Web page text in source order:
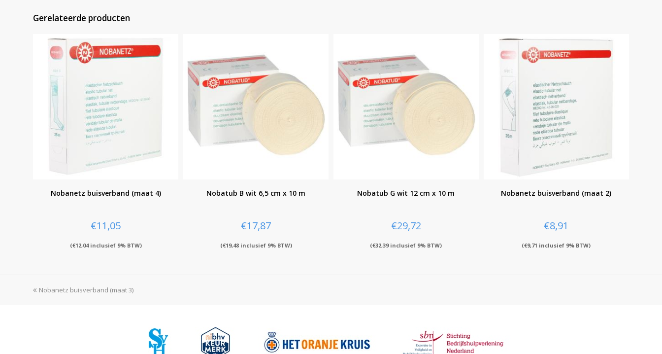
Gerelateerde producten
Nobanetz buisverband (maat 4)
€11,05
(€12,04inclusief 9% BTW)
Nobatub B wit 6,5 cm x 10 m
€17,87
(€19,48inclusief 9% BTW)
Nobatub G wit 12 cm x 10 m
€29,72
(€32,39inclusief 9% BTW)
Nobanetz buisverband (maat 2)
€8,91
(€9,71 inclusief 9% BTW)
previous
Nobanetz buisverband (maat 3)